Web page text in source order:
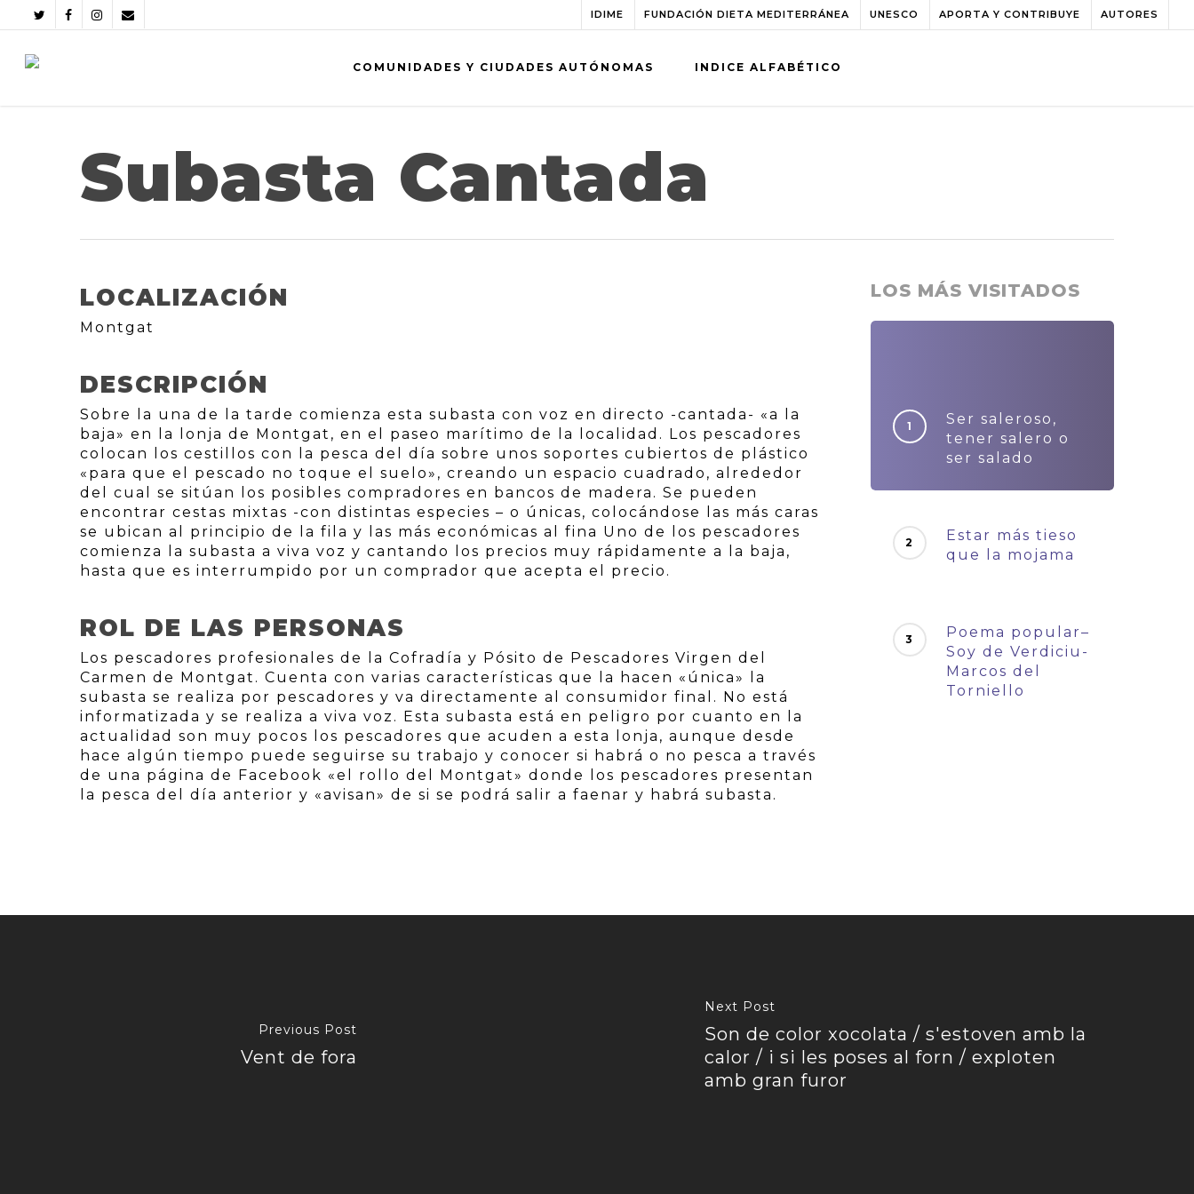
IDIME FUNDACIÓN DIETA MEDITERRÁNEA UNESCO APORTA Y CONTRIBUYE AUTORES
COMUNIDADES Y CIUDADES AUTÓNOMAS INDICE ALFABÉTICO
Subasta Cantada
LOCALIZACIÓN
Montgat
DESCRIPCIÓN
Sobre la una de la tarde comienza esta subasta con voz en directo -cantada- «a la
baja» en la lonja de Montgat, en el paseo marítimo de la localidad. Los pescadores
colocan los cestillos con la pesca del día sobre unos soportes cubiertos de plástico
«para que el pescado no toque el suelo», creando un espacio cuadrado, alrededor
del cual se sitúan los posibles compradores en bancos de madera. Se pueden
encontrar cestas mixtas -con distintas especies – o únicas, colocándose las más caras
se ubican al principio de la fila y las más económicas al fina Uno de los pescadores
comienza la subasta a viva voz y cantando los precios muy rápidamente a la baja,
hasta que es interrumpido por un comprador que acepta el precio.
ROL DE LAS PERSONAS
Los pescadores profesionales de la Cofradía y Pósito de Pescadores Virgen del
Carmen de Montgat. Cuenta con varias características que la hacen «única» la
subasta se realiza por pescadores y va directamente al consumidor final. No está
informatizada y se realiza a viva voz. Esta subasta está en peligro por cuanto en la
actualidad son muy pocos los pescadores que acuden a esta lonja, aunque desde
hace algún tiempo puede seguirse su trabajo y conocer si habrá o no pesca a través
de una página de Facebook «el rollo del Montgat» donde los pescadores presentan
la pesca del día anterior y «avisan» de si se podrá salir a faenar y habrá subasta.
LOS MÁS VISITADOS
Ser saleroso,
tener salero o
ser salado
Estar más tieso
que la mojama
Poema popular–
Soy de Verdiciu-
Marcos del
Torniello
Previous Post
Vent de fora
Next Post
Son de color xocolata / s'estoven amb la
calor / i si les poses al forn / exploten
amb gran furor